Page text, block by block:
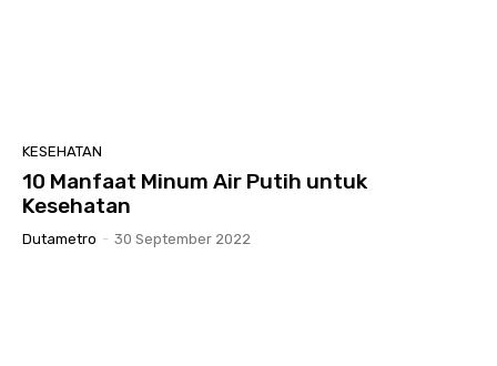
KESEHATAN
10 Manfaat Minum Air Putih untuk
Kesehatan
Dutametro - 30 September 2022